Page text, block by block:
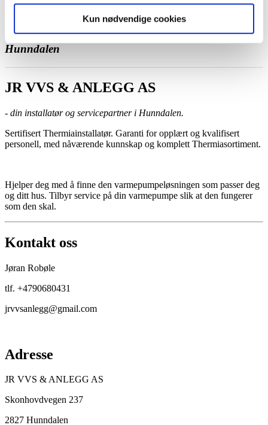
Kun nødvendige cookies
JR VVS & ANLEGG AS
Sertifisert Thermiainstallatør og servicepartner ,
Hunndalen
JR VVS & ANLEGG AS
- din installatør og servicepartner i Hunndalen.
Sertifisert Thermiainstallatør. Garanti for opplært og kvalifisert
personell, med nåværende kunnskap og komplett Thermiasortiment.
Hjelper deg med å finne den varmepumpeløsningen som passer deg
og ditt hus. Tilbyr service på din varmepumpe slik at den fungerer
som den skal.
Kontakt oss
Jøran Robøle
tlf. +4790680431
jrvvsanlegg@gmail.com
Adresse
JR VVS & ANLEGG AS
Skonhovdvegen 237
2827 Hunndalen